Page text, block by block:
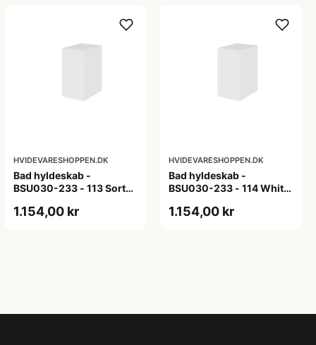
HVIDEVARESHOPPEN.DK
Bad hyldeskab -
BSU030-233 - 113 Sort
1.154,00 kr
HVIDEVARESHOPPEN.DK
Bad hyldeskab -
BSU030-233 - 114 White
ABS-kant
1.154,00 kr